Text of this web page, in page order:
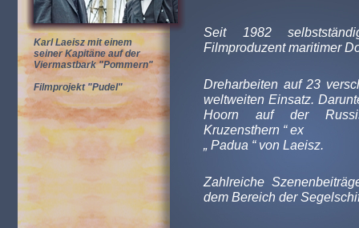
Karl Laeisz mit einem
seiner Kapitäne auf der
Viermastbark "Pommern"
Filmprojekt "Pudel"
Seit 1982
Filmproduzent maritimer
Dreharbeiten auf 23
weltweiten Einsatz.
Hoorn auf der
Kruzensthern “ ex
„ Padua “ von Laeisz.
Zahlreiche
dem Bereich der